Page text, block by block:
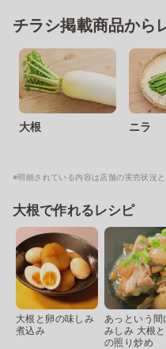
チラシ掲載商品から
大根 ニラ
※明細されている内容は店舗の実売状況
大根で作れるレシピ
大根と卵の味しみ
煮込み
あっという間
みしみ 大根
の照り炒め